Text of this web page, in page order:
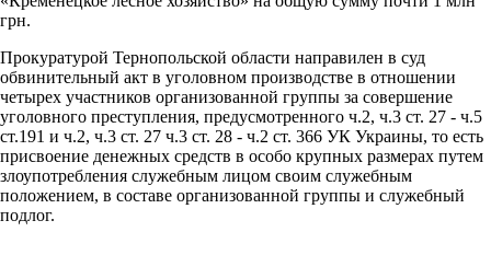
грн.
Прокуратурой Тернопольской области направилен в суд
обвинительный акт в уголовном производстве в отношении
четырех участников организованной группы за совершение
уголовного преступления, предусмотренного ч.2, ч.3 ст. 27 - ч.5
ст.191 и ч.2, ч.3 ст. 27 ч.3 ст. 28 - ч.2 ст. 366 УК Украины, то есть
присвоение денежных средств в особо крупных размерах путем
злоупотребления служебным лицом своим служебным
положением, в составе организованной группы и служебный
подлог.